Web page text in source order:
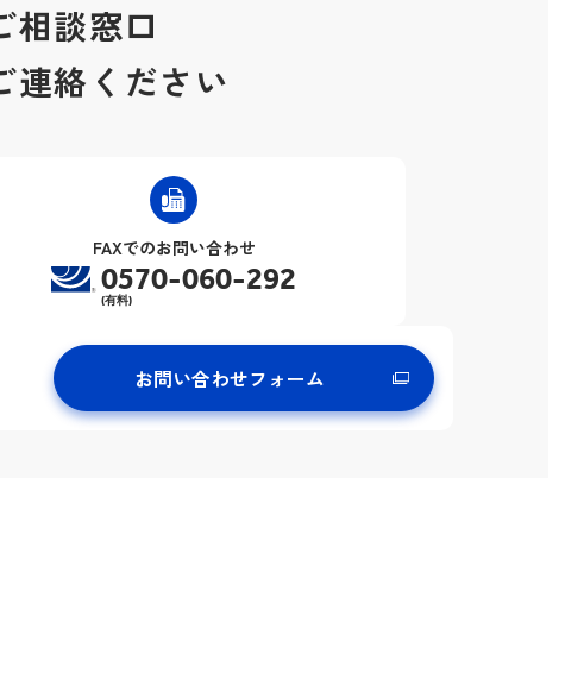
相談窓口
連絡ください
FAXでのお問い合わせ
0570-060-292
(有料)
お問い合わせフォーム